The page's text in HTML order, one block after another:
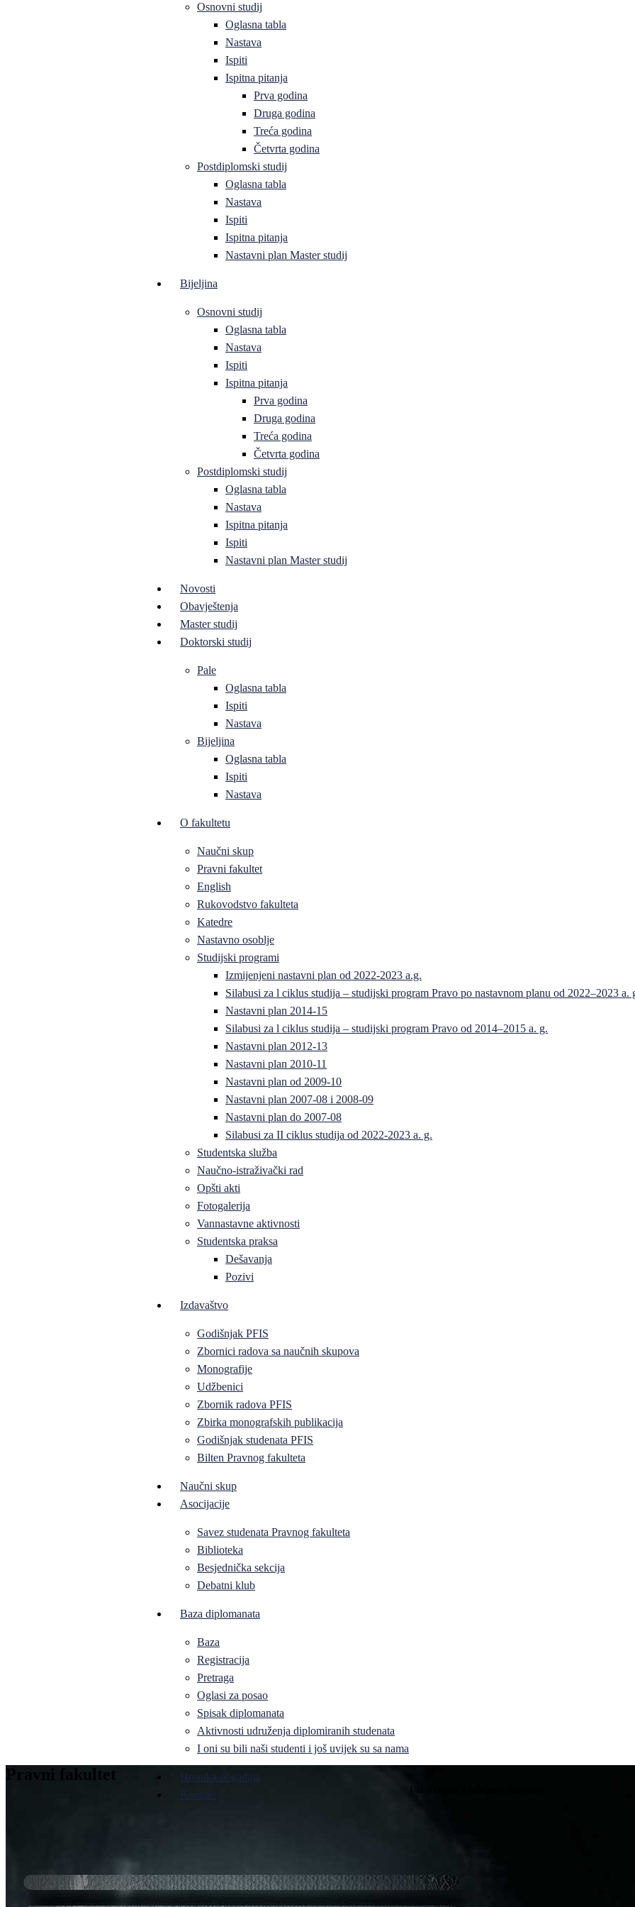
Osnovni studij
Oglasna tabla
Nastava
Ispiti
Ispitna pitanja
Prva godina
Druga godina
Treća godina
Četvrta godina
Postdiplomski studij
Oglasna tabla
Nastava
Ispiti
Ispitna pitanja
Nastavni plan Master studij
Bijeljina
Osnovni studij
Oglasna tabla
Nastava
Ispiti
Ispitna pitanja
Prva godina
Druga godina
Treća godina
Četvrta godina
Postdiplomski studij
Oglasna tabla
Nastava
Ispitna pitanja
Ispiti
Nastavni plan Master studij
Novosti
Obavještenja
Master studij
Doktorski studij
Pale
Oglasna tabla
Ispiti
Nastava
Bijeljina
Oglasna tabla
Ispiti
Nastava
O fakultetu
Naučni skup
Pravni fakultet
English
Rukovodstvo fakulteta
Katedre
Nastavno osoblje
Studijski programi
Izmijenjeni nastavni plan od 2022-2023 a.g.
Silabusi za l ciklus studija – studijski program Pravo po nastavnom planu od 2022–2023 a.
Nastavni plan 2014-15
Silabusi za l ciklus studija – studijski program Pravo od 2014–2015 a. g.
Nastavni plan 2012-13
Nastavni plan 2010-11
Nastavni plan od 2009-10
Nastavni plan 2007-08 i 2008-09
Nastavni plan do 2007-08
Silabusi za II ciklus studija od 2022-2023 a. g.
Studentska služba
Naučno-istraživački rad
Opšti akti
Fotogalerija
Vannastavne aktivnosti
Studentska praksa
Dešavanja
Pozivi
Izdavaštvo
Godišnjak PFIS
Zbornici radova sa naučnih skupova
Monografije
Udžbenici
Zbornik radova PFIS
Zbirka monografskih publikacija
Godišnjak studenata PFIS
Bilten Pravnog fakulteta
Naučni skup
Asocijacije
Savez studenata Pravnog fakulteta
Biblioteka
Besjednička sekcija
Debatni klub
Baza diplomanata
Baza
Registracija
Pretraga
Oglasi za posao
Spisak diplomanata
Aktivnosti udruženja diplomiranih studenata
I oni su bili naši studenti i još uvijek su sa nama
Hronika događaja
Kontakt
Pravni fakultet